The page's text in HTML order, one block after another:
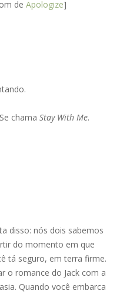
arde Apologize]
chama Stay With Me.
disso: nós dois sabemos
do momento em que
tá seguro, em terra firme.
o romance do Jack com a
Quando você embarca